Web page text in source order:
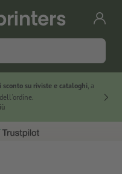
sconto su riviste e cataloghi, a